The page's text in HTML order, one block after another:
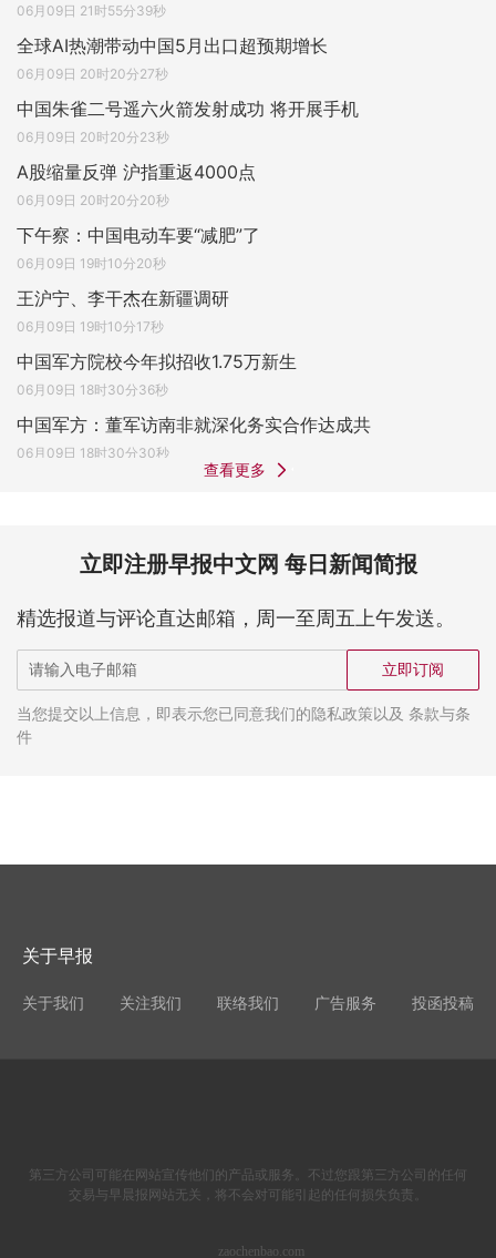
06月09日 21时55分39秒
全球AI热潮带动中国5月出口超预期增长
06月09日 20时20分27秒
中国朱雀二号遥六火箭发射成功 将开展手机
06月09日 20时20分23秒
A股缩量反弹 沪指重返4000点
06月09日 20时20分20秒
下午察：中国电动车要“减肥”了
06月09日 19时10分20秒
王沪宁、李干杰在新疆调研
06月09日 19时10分17秒
中国军方院校今年拟招收1.75万新生
06月09日 18时30分36秒
中国军方：董军访南非就深化务实合作达成共
06月09日 18时30分30秒
查看更多
立即注册早报中文网 每日新闻简报
精选报道与评论直达邮箱，周一至周五上午发送。
立即订阅
当您提交以上信息，即表示您已同意我们的隐私政策以及 条款与条
件
关于早报
关于我们 关注我们 联络我们 广告服务 投函投稿
第三方公司可能在网站宣传他们的产品或服务。不过您跟第三方公司的任何
交易与早晨报网站无关，将不会对可能引起的任何损失负责。
zaochenbao.com